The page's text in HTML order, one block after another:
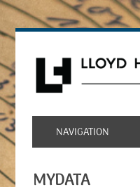
MYDATA